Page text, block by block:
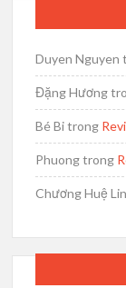
Duyen Nguyen
Đặng Hương
Bé Bitrong
Phuongtrong
Chương Huệ